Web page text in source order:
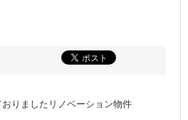
りましたリノベーション物件